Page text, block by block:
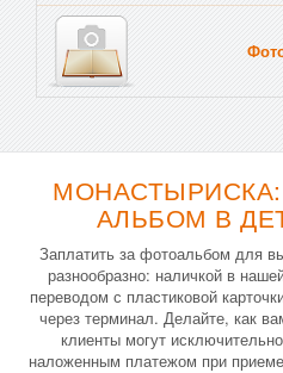
АЛЬБОМ В
Заплатить за фотоальбом для
разнообразно: наличкой в
переводом с пластиковой
через терминал. Делайте, как
клиенты могут
наложенным платежом при